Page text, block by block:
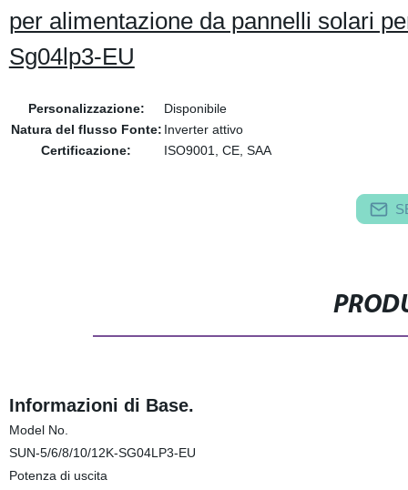
per alimentazione da pannelli solari
Sg04lp3-EU
Personalizzazione:
Disponibile
Natura del flusso Fonte: Inverter attivo
Certificazione:
ISO9001, CE, SAA
Informazioni di Base.
Model No.
SUN-5/6/8/10/12K-SG04LP3-EU
Potenza di uscita